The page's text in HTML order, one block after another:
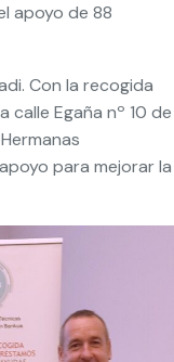
apoyo de 88
Con la recogida
calle Egaña nº 10 de
para mejorar la